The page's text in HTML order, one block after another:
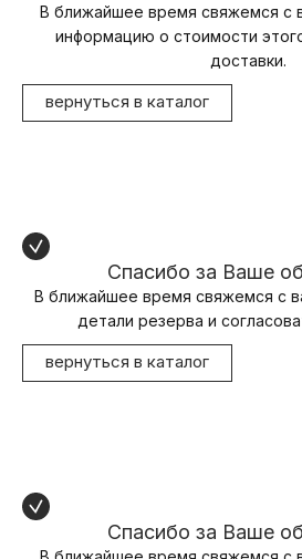
В ближайшее время свяжемся с
информацию о стоимости
доставки.
вернуться в каталог
Спасибо за Ваше
В ближайшее время свяжемся с
детали резерва и
вернуться в каталог
Спасибо за Ваше